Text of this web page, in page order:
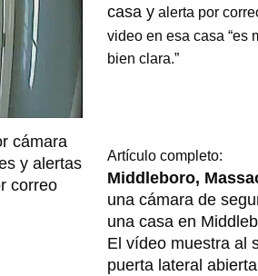
cámara
y alertas
correo
casa y alerta por
video en esa casa “es
bien clara.”
Artículo completo:
Middleboro,
una cámara de
una casa en
El vídeo muestra al
puerta lateral